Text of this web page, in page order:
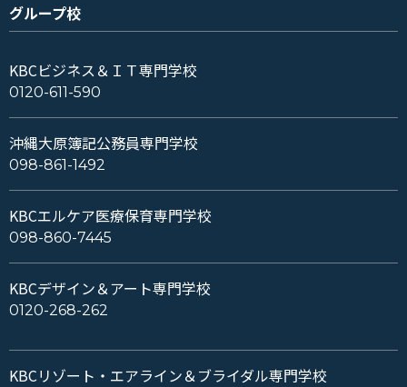
グループ校
KBCビジネス＆ＩＴ専門学校
0120-611-590
沖縄大原簿記公務員専門学校
098-861-1492
KBCエルケア医療保育専門学校
098-860-7445
KBCデザイン＆アート専門学校
0120-268-262
KBCリゾート・エアライン＆ブライダル専門学校